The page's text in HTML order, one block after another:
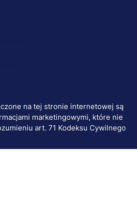
na tej stronie internetowej są
marketingowymi, które nie
art. 71 Kodeksu Cywilnego